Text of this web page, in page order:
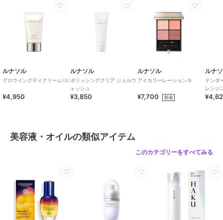
ルナソル
グロウイングデイクリームUV
¥4,950
ルナソル
ポリッシングクリア ジェルウ
ォッシュ
¥3,850
ルナソル
アイカラーレーションＮ
¥7,700 新着
ルナ
テンダ
レンジ
美容液・オイルの類似アイテム
このカテゴリーをすべてみる